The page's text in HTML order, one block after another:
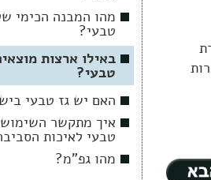
מהו המבנה הכימי
טבעי?
באילו ארצות
טבעי?
האם יש גז טבעי
איך מתקשר השימוש
טבעי לאיכות
מהו גפ"מ?